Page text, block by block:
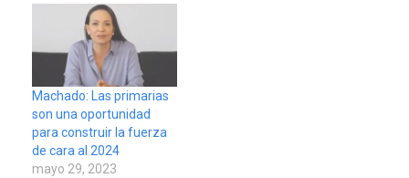
Machado: Las primarias
son una oportunidad
para construir la fuerza
de cara al 2024
mayo 29, 2023